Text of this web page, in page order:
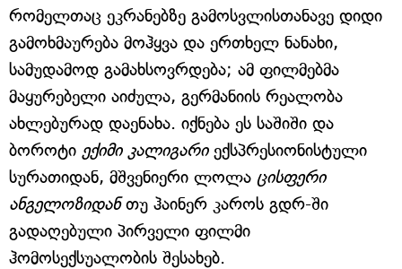
რომელთაც ეკრანებზე გამოსვლისთანავე დიდი
გამოხმაურება მოჰყვა და ერთხელ ნანახი,
სამუდამოდ გამახსოვრდება; ამ ფილმებმა
მაყურებელი აიძულა, გერმანიის რეალობა
ახლებურად დაენახა. იქნება ეს საშიში და
ბოროტი ექიმი კალიგარიექსპრესიონისტული
სურათიდან, მშვენიერი ლოლა ცისფერი
ანგელოზიდანთუ ჰაინერ კაროს გდრ-ში
გადაღებული პირველი ფილმი
ჰომოსექსუალობის შესახებ.